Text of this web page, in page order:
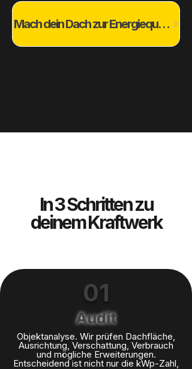
Mach dein Dach zur Energiequelle
In 3 Schritten zu
deinem Kraftwerk
01
Audit
Objektanalyse. Wir prüfen Dachfläche,
Ausrichtung, Verschattung, Verbrauch
und mögliche Erweiterungen.
Entscheidend ist nicht nur die kWp-Zahl,